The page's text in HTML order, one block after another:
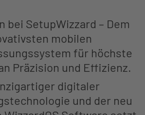
bei SetupWizzard – Dem
mobilen
für höchste
Präzision und Effizienz.
digitaler
technologie und der neu